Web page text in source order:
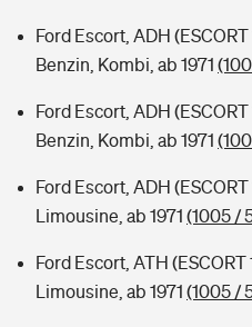
Ford Escort, ADH (ESCORT
Benzin, Kombi, ab 1971
Ford Escort, ADH
Benzin, Kombi, ab 1971
Ford Escort, ADH
Limousine, ab 1971 (1005 /
Ford Escort, ATH (ESCORT
Limousine, ab 1971 (1005 /